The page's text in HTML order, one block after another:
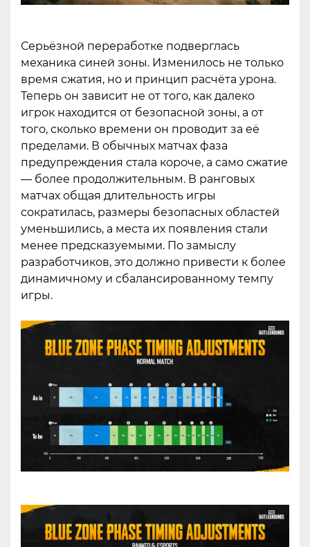
Серьёзной переработке подверглась
механика синей зоны. Изменилось не только
время сжатия, но и принцип расчёта урона.
Теперь он зависит не от того, как далеко
игрок находится от безопасной зоны, а от
того, сколько времени он проводит за её
пределами. В обычных матчах фаза
предупреждения стала короче, а само сжатие
— более продолжительным. В ранговых
матчах общая длительность игры
сократилась, размеры безопасных областей
уменьшились, а места их появления стали
менее предсказуемыми. По замыслу
разработчиков, это должно привести к более
динамичному и сбалансированному темпу
игры.